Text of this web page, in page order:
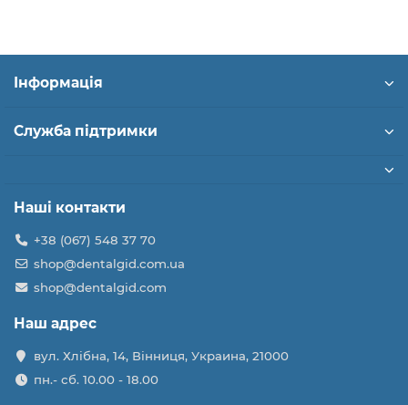
Інформація
Служба підтримки
Наші контакти
+38 (067) 548 37 70
shop@dentalgid.com.ua
shop@dentalgid.com
Наш адрес
вул. Хлібна, 14, Вінниця, Украина, 21000
пн.- сб. 10.00 - 18.00